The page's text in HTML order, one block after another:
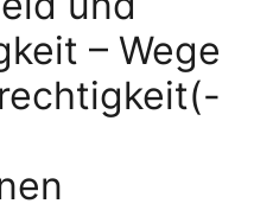
– Wege